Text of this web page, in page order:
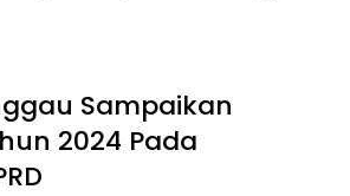
Sampaikan
2024 Pada